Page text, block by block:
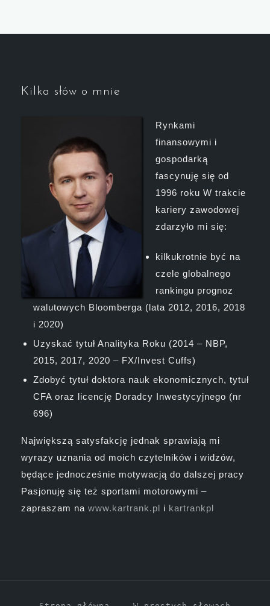
Kilka słów o mnie
Rynkami
finansowymi i
gospodarką
fascynuję się od
1996 roku W trakcie
kariery zawodowej
zdarzyło mi się:
kilkukrotnie być na
czele globalnego
rankingu prognoz
walutowych Bloomberga (lata 2012, 2016, 2018
i 2020)
Uzyskać tytuł Analityka Roku (2014 – NBP,
2015, 2017, 2020 – FX/Invest Cuffs)
Zdobyć tytuł doktora nauk ekonomicznych, tytuł
CFA oraz licencję Doradcy Inwestycyjnego (nr
696)
Największą satysfakcję jednak sprawiają mi
wyrazy uznania od moich czytelników i widzów,
będące jednocześnie motywacją do dalszej pracy
Pasjonuję się też sportami motorowymi –
zapraszam na www.kartrank.pl i kartrankpl